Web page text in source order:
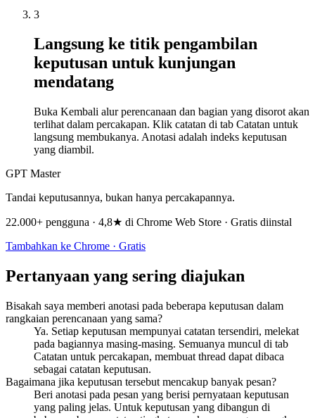
3
Langsung ke titik pengambilan
keputusan untuk kunjungan
mendatang
Buka Kembali alur perencanaan dan bagian yang disorot akan
terlihat dalam percakapan. Klik catatan di tab Catatan untuk
langsung membukanya. Anotasi adalah indeks keputusan
yang diambil.
GPT Master
Tandai keputusannya, bukan hanya percakapannya.
22.000+ pengguna · 4,8★ di Chrome Web Store · Gratis diinstal
Tambahkan ke Chrome · Gratis
Pertanyaan yang sering diajukan
Bisakah saya memberi anotasi pada beberapa keputusan dalam
rangkaian perencanaan yang sama?
Ya. Setiap keputusan mempunyai catatan tersendiri, melekat
pada bagiannya masing-masing. Semuanya muncul di tab
Catatan untuk percakapan, membuat thread dapat dibaca
sebagai catatan keputusan.
Bagaimana jika keputusan tersebut mencakup banyak pesan?
Beri anotasi pada pesan yang berisi pernyataan keputusan
yang paling jelas. Untuk keputusan yang dibangun di